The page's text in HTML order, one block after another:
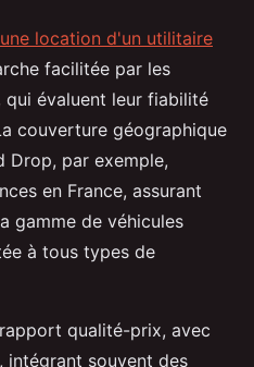
location d'un utilitaire
facilitée par les
qui évaluent leur fiabilité
couverture géographique
Drop, par exemple,
en France, assurant
gamme de véhicules
à tous types de
qualité-prix, avec
souvent des